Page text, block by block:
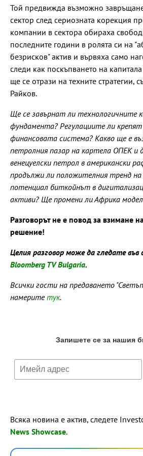
Той предвижда възможно
сектор след сериозната корекция
компании в сектора обираха
последните години в ролята си на
безрисков" актив и вървяха само
следи как поскъпването на
ще се отрази на техните стратегии,
Райков.
Ще се завърнат ли технологичните
фундамента? Регулациите ли
финансовата система? Какво ще е
петролния пазар на картела ОПЕК и
венецуелски петрол в американски
продължи ли положителния тренд
потенциал биткойнът в
активи? Ще промени ли Африка
Разговорът не е повод за взимане
решение!
Целия разговор може да гледате във
Bloomberg TV Bulgaria.
Всички гости на предаването
намеритетук.
Всяка новина е актив, следете
News Showcase.